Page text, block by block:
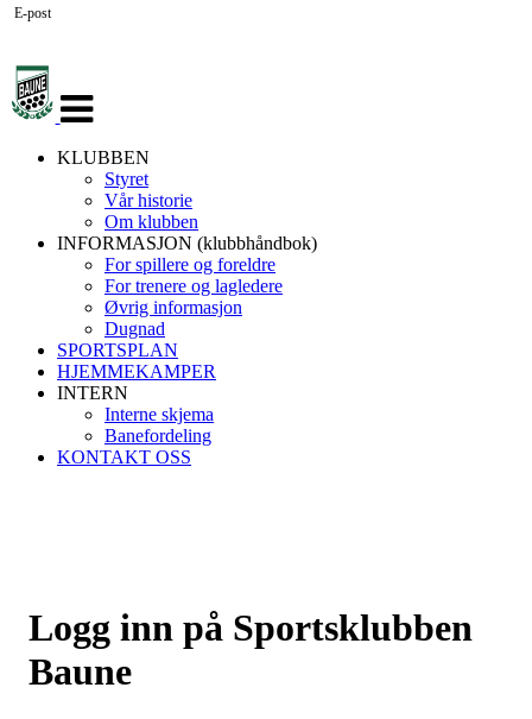
navigasjon
KLUBBEN
Styret
Vår historie
Om klubben
INFORMASJON (klubbhåndbok)
For spillere og foreldre
For trenere og lagledere
Øvrig informasjon
Dugnad
SPORTSPLAN
HJEMMEKAMPER
INTERN
Interne skjema
Banefordeling
KONTAKT OSS
Logg inn på Sportsklubben
Baune
E-post